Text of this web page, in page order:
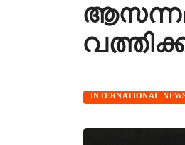
INTERNATIONAL